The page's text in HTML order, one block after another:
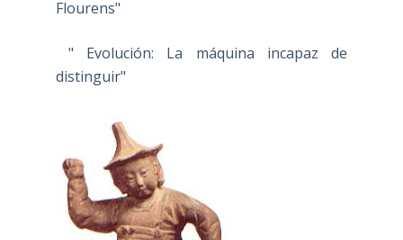
Flourens"
" Evolución: La máquina incapaz de
distinguir"